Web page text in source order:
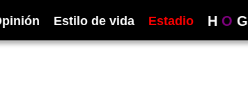
Estilo de vida Estadio H O G